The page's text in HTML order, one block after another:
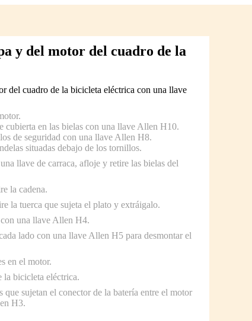
y del motor del cuadro de la
del cuadro de la bicicleta eléctrica con una llave
cubierta en las bielas con una llave Allen H10.
de seguridad con una llave Allen H8.
situadas debajo de los tornillos.
llave de carraca, afloje y retire las bielas del
la cadena.
la tuerca que sujeta el plato y extráigalo.
una llave Allen H4.
lado con una llave Allen H5 para desmontar el
en el motor.
la bicicleta eléctrica.
que sujetan el conector de la batería entre el motor
H3.